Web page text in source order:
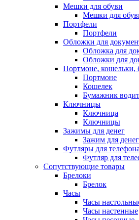
Мешки для обуви
Мешки для
Портфели
Портфели
Обложки для
Обложка для
Обложки для
Портмоне, кошельки,
Портмоне
Кошелек
Бумажник
Ключницы
Ключница
Ключницы
Зажимы для денег
Зажим для денег
Футляры для телефона
Футляр для
Сопутствующие товары
Брелоки
Брелок
Часы
Часы
Часы настенные